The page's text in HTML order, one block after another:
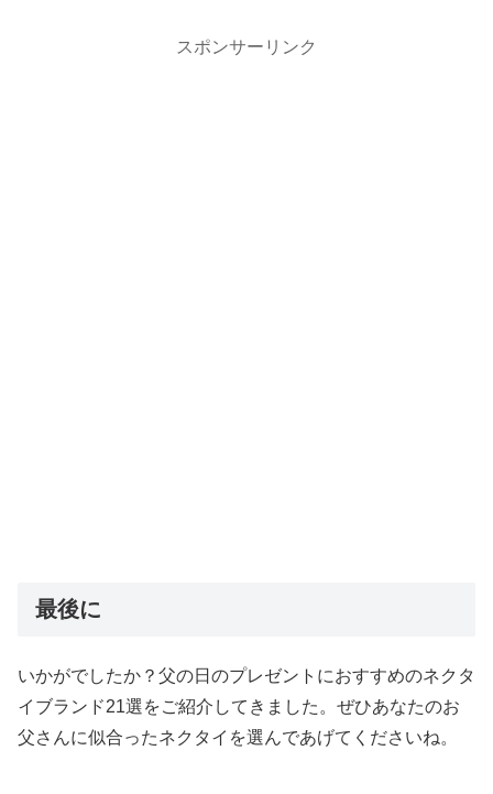
スポンサーリンク
最後に
いかがでしたか？父の日のプレゼントにおすすめのネクタ
イブランド21選をご紹介してきました。ぜひあなたのお
父さんに似合ったネクタイを選んであげてくださいね。